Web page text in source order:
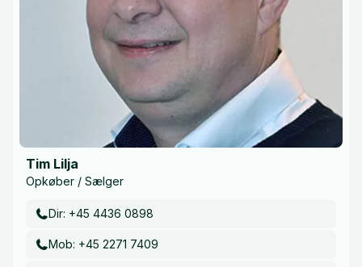
Tim Lilja
Opkøber / Sælger
Dir: +45 4436 0898
Mob: +45 2271 7409